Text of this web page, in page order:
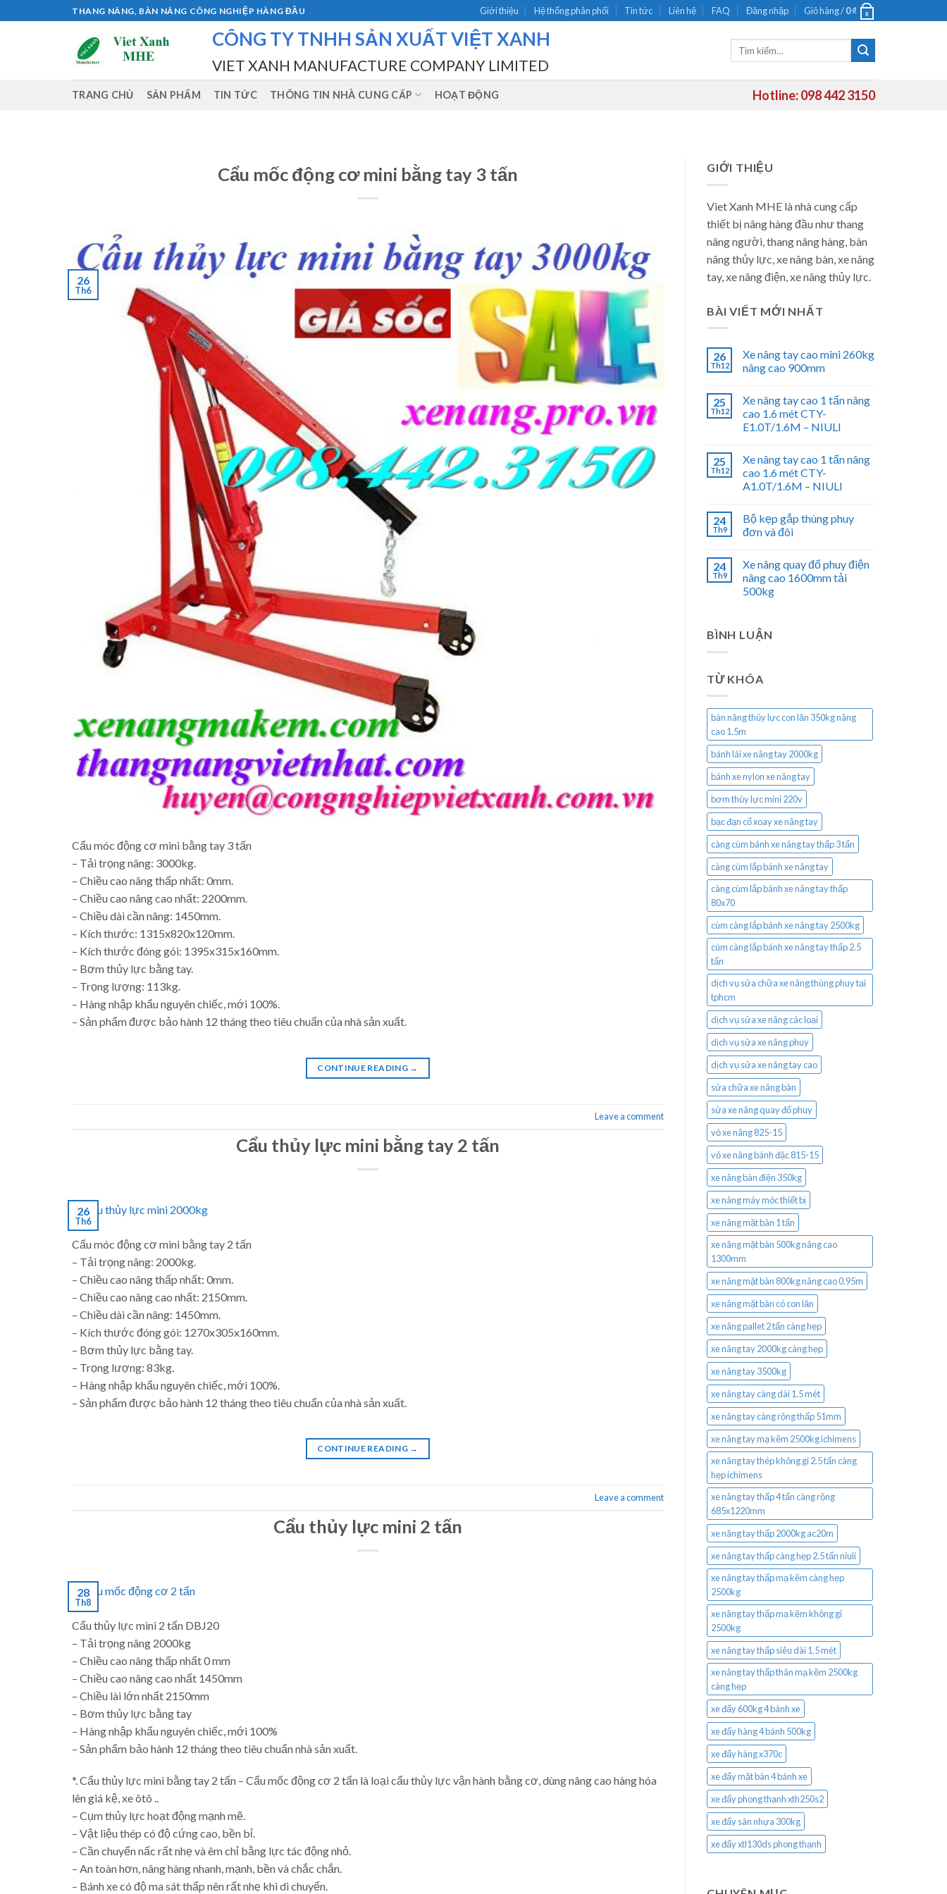
to
THANG NÂNG, BÀN NÂNG CÔNG NGHIỆP HÀNG ĐẦU Giới thiệu Hệ thống phân phối Tin tức Liên hệ FAQ Đăng nhập Giỏ hàng /0₫ 0
CÔNG TY TNHH SẢN XUẤT VIỆT XANH
VIET XANH MANUFACTURE COMPANY LIMITED
TRANG CHỦ SẢN PHẨM TIN TỨC THÔNG TIN NHÀ CUNG CẤP HOẠT ĐỘNG Hotline: 098 442 3150
Cẩu mốc động cơ mini bằng tay 3 tấn
26
Th6
Cẩu móc động cơ mini bằng tay 3 tấn
– Tải trọng nâng: 3000kg.
– Chiều cao nâng thấp nhất: 0mm.
– Chiều cao nâng cao nhất: 2200mm.
– Chiều dài cần nâng: 1450mm.
– Kích thước: 1315x820x120mm.
– Kích thước đóng gói: 1395x315x160mm.
– Bơm thủy lực bằng tay.
– Trọng lượng: 113kg.
– Hàng nhập khẩu nguyên chiếc, mới 100%.
– Sản phẩm được bảo hành 12 tháng theo tiêu chuẩn của nhà sản xuất.
CONTINUE READING →
Leave a comment
Cẩu thủy lực mini bằng tay 2 tấn
26
Th6
Cẩu móc động cơ mini bằng tay 2 tấn
– Tải trọng nâng: 2000kg.
– Chiều cao nâng thấp nhất: 0mm.
– Chiều cao nâng cao nhất: 2150mm.
– Chiều dài cần nâng: 1450mm.
– Kích thước đóng gói: 1270x305x160mm.
– Bơm thủy lực bằng tay.
– Trọng lượng: 83kg.
– Hàng nhập khẩu nguyên chiếc, mới 100%.
– Sản phẩm được bảo hành 12 tháng theo tiêu chuẩn của nhà sản xuất.
CONTINUE READING →
Leave a comment
Cẩu thủy lực mini 2 tấn
28
Th8
Cẩu thủy lực mini 2 tấn DBJ20
– Tải trọng nâng 2000kg
– Chiều cao nâng thấp nhất 0 mm
– Chiều cao nâng cao nhất 1450mm
– Chiều lài lớn nhất 2150mm
– Bơm thủy lực bằng tay
– Hàng nhập khẩu nguyên chiếc, mới 100%
– Sản phẩm bảo hành 12 tháng theo tiêu chuẩn nhà sản xuất.
*. Cẩu thủy lực mini bằng tay 2 tấn – Cẩu mốc động cơ 2 tấn là loại cẩu thủy lực vận hành bằng cơ, dùng nâng cao hàng hóa
lên giá kệ, xe ôtô ..
– Cụm thủy lực hoạt động mạnh mẽ.
– Vật liệu thép có độ cứng cao, bền bỉ.
– Cần chuyển nấc rất nhẹ và êm chỉ bằng lực tác động nhỏ.
– An toàn hơn, nâng hàng nhanh, mạnh, bền và chắc chắn.
– Bánh xe có độ ma sát thấp nên rất nhẹ khi di chuyển.
GIỚI THIỆU
Viet Xanh MHE là nhà cung cấp
thiết bị nâng hàng đầu như thang
nâng người, thang nâng hàng, bàn
nâng thủy lực, xe nâng bàn, xe nâng
tay, xe nâng điện, xe nâng thủy lực.
BÀI VIẾT MỚI NHẤT
26
Th12
Xe nâng tay cao mini 260kg
nâng cao 900mm
25
Th12
Xe nâng tay cao 1 tấn nâng
cao 1.6 mét CTY-
E1.0T/1.6M – NIULI
25
Th12
Xe nâng tay cao 1 tấn nâng
cao 1.6 mét CTY-
A1.0T/1.6M – NIULI
24
Th9
Bộ kẹp gắp thùng phuy
đơn và đôi
24
Th9
Xe nâng quay đổ phuy điện
nâng cao 1600mm tải
500kg
BÌNH LUẬN
TỪ KHÓA
bàn nâng thủy lực con lăn 350kg nâng
cao 1.5m
bánh lái xe nâng tay 2000kg
bánh xe nylon xe nâng tay
bơm thủy lực mini 220v
bạc đạn cổ xoay xe nâng tay
càng cùm bánh xe nâng tay thấp 3 tấn
càng cùm lắp bánh xe nâng tay
càng cùm lắp bánh xe nâng tay thấp
80x70
cùm càng lắp bánh xe nâng tay 2500kg
cùm càng lắp bánh xe nâng tay thấp 2.5
tấn
dịch vụ sửa chữa xe nâng thùng phuy tại
tphcm
dịch vụ sửa xe nâng các loại
dịch vụ sửa xe nâng phuy
dịch vụ sửa xe nâng tay cao
sửa chữa xe nâng bàn
sửa xe nâng quay đổ phuy
vỏ xe nâng 825-15
vỏ xe nâng bánh đặc 815-15
xe nâng bàn điện 350kg
xe nâng máy móc thiết bị
xe nâng mặt bàn 1 tấn
xe nâng mặt bàn 500kg nâng cao
1300mm
xe nâng mặt bàn 800kg nâng cao 0.95m
xe nâng mặt bàn có con lăn
xe nâng pallet 2 tấn càng hẹp
xe nâng tay 2000kg càng hẹp
xe nâng tay 3500kg
xe nâng tay càng dài 1.5 mét
xe nâng tay càng rộng thấp 51mm
xe nâng tay mạ kẽm 2500kg ichimens
xe nâng tay thép không gỉ 2.5 tấn càng
hẹp ichimens
xe nâng tay thấp 4 tấn càng rộng
685x1220mm
xe nâng tay thấp 2000kg ac20m
xe nâng tay thấp càng hẹp 2.5 tấn niuli
xe nâng tay thấp mạ kẽm càng hẹp
2500kg
xe nâng tay thấp mạ kẽm không gỉ
2500kg
xe nâng tay thấp siêu dài 1.5 mét
xe nâng tay thấp thân mạ kẽm 2500kg
càng hẹp
xe đẩy 600kg 4 bánh xe
xe đẩy hàng 4 bánh 500kg
xe đẩy hàng x370c
xe đẩy mặt bàn 4 bánh xe
xe đẩy phong thạnh xth250s2
xe đẩy sàn nhựa 300kg
xe đẩy xtl130ds phong thạnh